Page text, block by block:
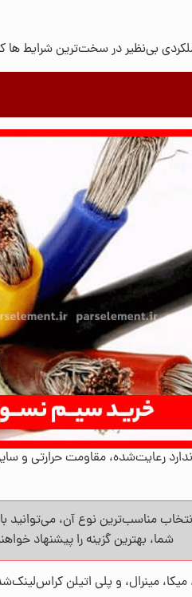
بی‌نظیر در سخت‌ترین شرایط‌‌ ها
رعایت‌شده، مقاومت حرارتی
مناسب‌ترین نوع آن، می‌توانید
شما، بهترین گزینه را پیشنهاد
مینرال، و پلی اتیلن